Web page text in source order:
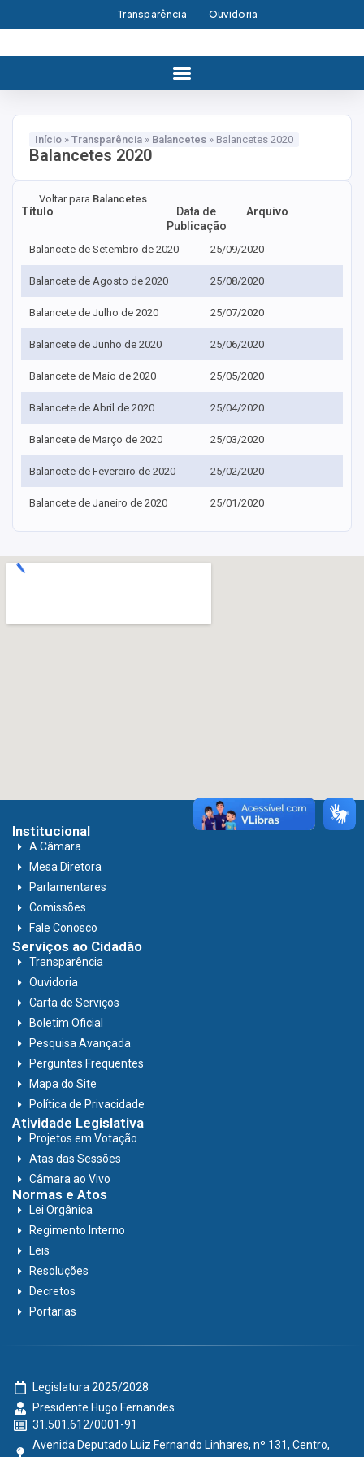
Transparência Ouvidoria
Início » Transparência » Balancetes » Balancetes 2020
Balancetes 2020
Voltar para Balancetes
Título
Data de
Publicação
Arquivo
Balancete de Setembro de 2020 25/09/2020
Balancete de Agosto de 2020 25/08/2020
Balancete de Julho de 2020 25/07/2020
Balancete de Junho de 2020 25/06/2020
Balancete de Maio de 2020 25/05/2020
Balancete de Abril de 2020 25/04/2020
Balancete de Março de 2020 25/03/2020
Balancete de Fevereiro de 2020 25/02/2020
Balancete de Janeiro de 2020 25/01/2020
Institucional
A Câmara
Mesa Diretora
Parlamentares
Comissões
Fale Conosco
Serviços ao Cidadão
Transparência
Ouvidoria
Carta de Serviços
Boletim Oficial
Pesquisa Avançada
Perguntas Frequentes
Mapa do Site
Política de Privacidade
Atividade Legislativa
Projetos em Votação
Atas das Sessões
Câmara ao Vivo
Normas e Atos
Lei Orgânica
Regimento Interno
Leis
Resoluções
Decretos
Portarias
Legislatura 2025/2028
Presidente Hugo Fernandes
31.501.612/0001-91
Avenida Deputado Luiz Fernando Linhares, nº 131, Centro,